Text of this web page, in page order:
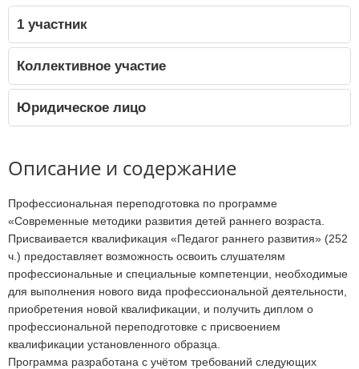
1 участник
Коллективное участие
Юридическое лицо
Описание и содержание
Профессиональная переподготовка по программе
«Современные методики развития детей раннего возраста.
Присваивается квалификация «Педагог раннего развития» (252
ч.) предоставляет возможность освоить слушателям
профессиональные и специальные компетенции, необходимые
для выполнения нового вида профессиональной деятельности,
приобретения новой квалификации, и получить диплом о
профессиональной переподготовке с присвоением
квалификации установленного образца.
Программа разработана с учётом требований следующих